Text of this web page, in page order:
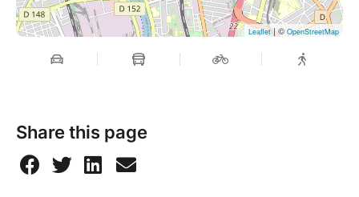
Leaflet| © OpenStreetMap
Share this page